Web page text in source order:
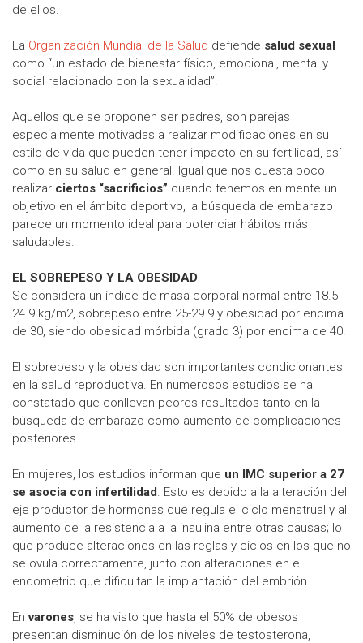
de ellos.
La Organización Mundial de la Salud defiende salud sexual
como “un estado de bienestar físico, emocional, mental y
social relacionado con la sexualidad”.
Aquellos que se proponen ser padres, son parejas
especialmente motivadas a realizar modificaciones en su
estilo de vida que pueden tener impacto en su fertilidad, así
como en su salud en general. Igual que nos cuesta poco
realizar ciertos “sacrificios” cuando tenemos en mente un
objetivo en el ámbito deportivo, la búsqueda de embarazo
parece un momento ideal para potenciar hábitos más
saludables.
EL SOBREPESO Y LA OBESIDAD
Se considera un índice de masa corporal normal entre 18.5-
24.9 kg/m2, sobrepeso entre 25-29.9 y obesidad por encima
de 30, siendo obesidad mórbida (grado 3) por encima de 40.
El sobrepeso y la obesidad son importantes condicionantes
en la salud reproductiva. En numerosos estudios se ha
constatado que conllevan peores resultados tanto en la
búsqueda de embarazo como aumento de complicaciones
posteriores.
En mujeres, los estudios informan que un IMC superior a 27
se asocia con infertilidad. Esto es debido a la alteración del
eje productor de hormonas que regula el ciclo menstrual y al
aumento de la resistencia a la insulina entre otras causas; lo
que produce alteraciones en las reglas y ciclos en los que no
se ovula correctamente, junto con alteraciones en el
endometrio que dificultan la implantación del embrión.
Envarones, se ha visto que hasta el 50% de obesos
presentan disminución de los niveles de testosterona,